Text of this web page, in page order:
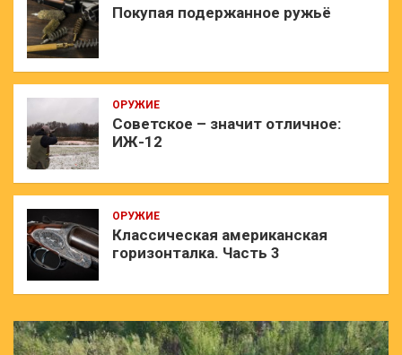
Покупая подержанное ружьё
ОРУЖИЕ
Советское – значит отличное:
ИЖ-12
ОРУЖИЕ
Классическая американская
горизонталка. Часть 3